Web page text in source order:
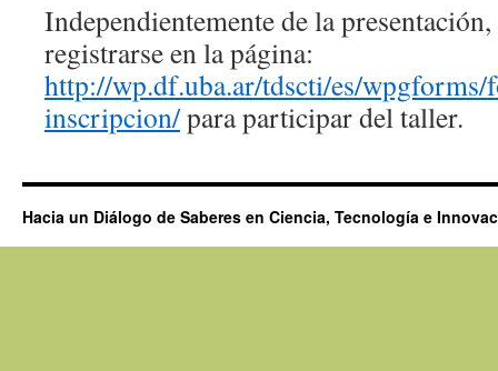
Independientemente de la
registrarse en la página:
http://wp.df.uba.ar/tdscti/es/
inscripcion/para participar del taller.
Hacia un Diálogo de Saberes en Ciencia, Tecnología e